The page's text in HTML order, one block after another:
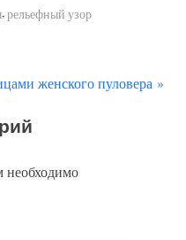
,рельефный узор
женского пуловера
необходимо